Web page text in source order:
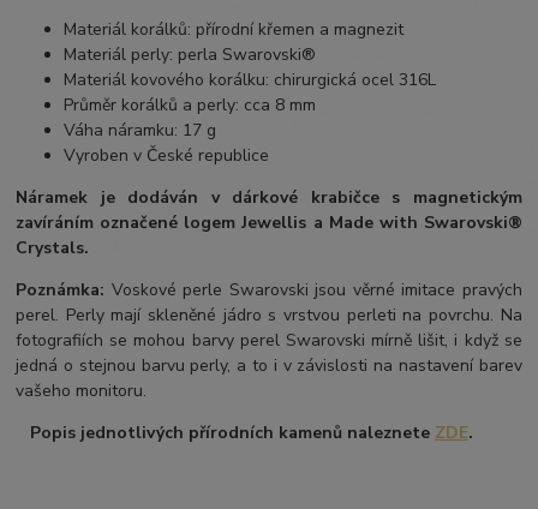
Materiál korálků: přírodní křemen a magnezit
Materiál perly: perla Swarovski®
Materiál kovového korálku: chirurgická ocel 316L
Průměr korálků a perly: cca 8 mm
Váha náramku: 17 g
Vyroben v České republice
Náramek je dodáván v dárkové krabičce s magnetickým
zavíráním označené logem Jewellis a Made with Swarovski®
Crystals.
Poznámka: Voskové perle Swarovski jsou věrné imitace pravých
perel. Perly mají skleněné jádro s vrstvou perleti na povrchu. Na
fotografiích se mohou barvy perel Swarovski mírně lišit, i když se
jedná o stejnou barvu perly, a to i v závislosti na nastavení barev
vašeho monitoru.
Popis jednotlivých přírodních kamenů naleznete ZDE.